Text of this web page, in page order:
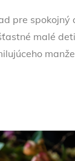
pre spokojný
malé